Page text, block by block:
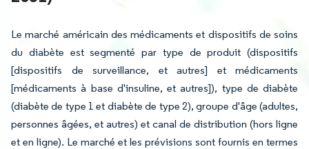
Le marché américain des médicaments et dispositifs de soins
du diabète est segmenté par type de produit (dispositifs
[dispositifs de surveillance, et autres] et médicaments
[médicaments à base d'insuline, et autres]), type de diabète
(diabète de type 1 et diabète de type 2), groupe d'âge (adultes,
personnes âgées, et autres) et canal de distribution (hors ligne
et en ligne). Le marché et les prévisions sont fournis en termes